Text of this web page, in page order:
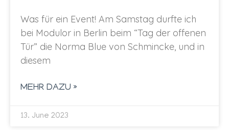
Was für ein Event! Am Samstag durfte ich
bei Modulor in Berlin beim “Tag der offenen
Tür” die Norma Blue von Schmincke, und in
diesem
MEHR DAZU »
13. June 2023